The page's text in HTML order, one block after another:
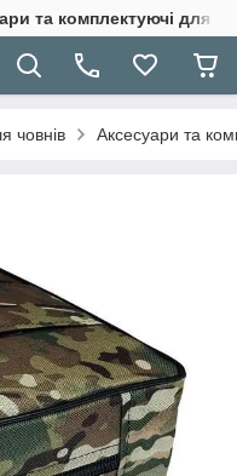
та комплектуючі для
човнів Аксесуари та